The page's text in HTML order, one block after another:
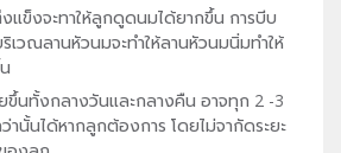
แข็งจะทาให้ลูกดูดนมได้ยากขึ้น การบีบ
เวณลานหัวนมจะทำให้ลานหัวนมนิ่มทำให้
นทั้งกลางวันและกลางคืน อาจทุก 2 -3
านั้นได้หากลูกต้องการ โดยไม่จากัดระยะ